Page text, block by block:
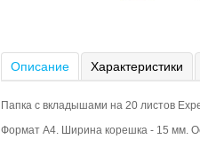
Описание Характеристики
Папка с вкладышами на 20 листов
Формат А4. Ширина корешка - 15 мм.